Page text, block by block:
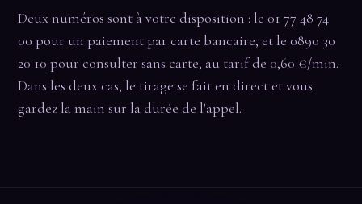
Deux numéros sont à votre disposition : le 01 77 48 74
00 pour un paiement par carte bancaire, et le 0890 30
20 10 pour consulter sans carte, au tarif de 0,60 €/min.
Dans les deux cas, le tirage se fait en direct et vous
gardez la main sur la durée de l'appel.